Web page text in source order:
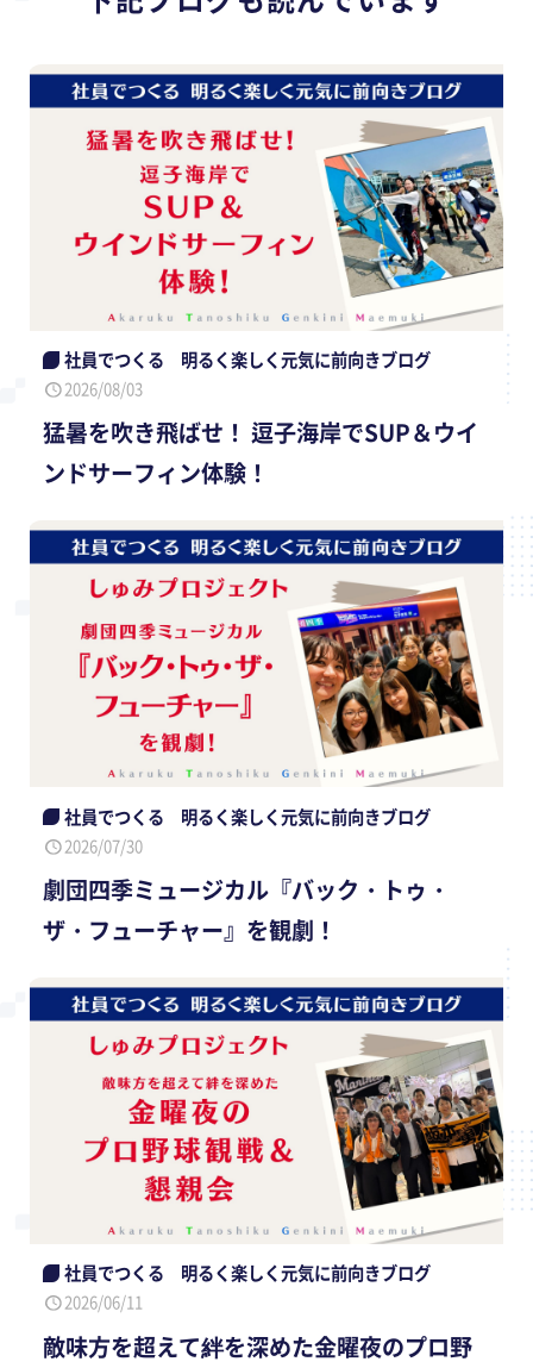
社員でつくる 明るく楽しく元気に前向きブログ
2026/08/03
猛暑を吹き飛ばせ！ 逗子海岸でSUP＆ウイ
ンドサーフィン体験！
社員でつくる 明るく楽しく元気に前向きブログ
2026/07/30
劇団四季ミュージカル『バック・トゥ・
ザ・フューチャー』を観劇！
社員でつくる 明るく楽しく元気に前向きブログ
2026/06/11
敵味方を超えて絆を深めた金曜夜のプロ野